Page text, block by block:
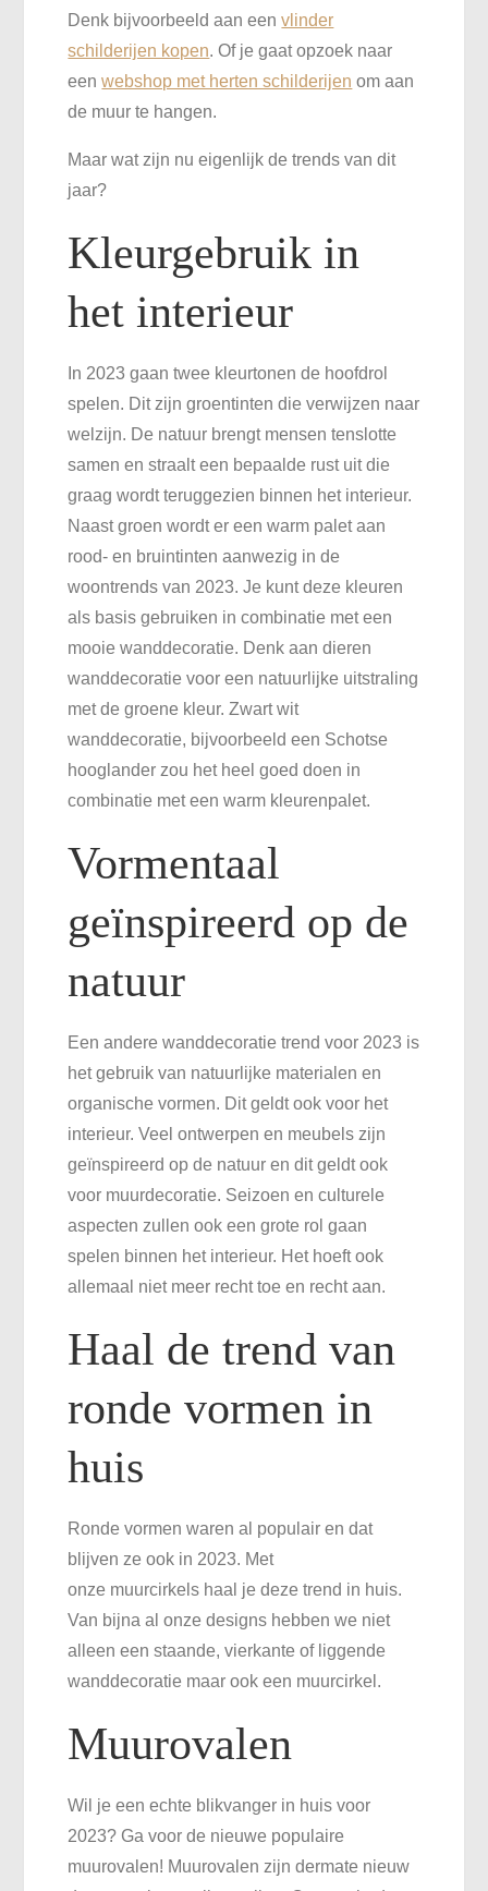
Denk bijvoorbeeld aan eenvlinder
schilderijen kopen. Of je gaat opzoek naar
eenwebshop met herten schilderijen om aan
de muur te hangen.
Maar wat zijn nu eigenlijk de trends van dit
jaar?
Kleurgebruik in
het interieur
In 2023 gaan twee kleurtonen de hoofdrol
spelen. Dit zijn groentinten die verwijzen naar
welzijn. De natuur brengt mensen tenslotte
samen en straalt een bepaalde rust uit die
graag wordt teruggezien binnen het interieur.
Naast groen wordt er een warm palet aan
rood- en bruintinten aanwezig in de
woontrends van 2023. Je kunt deze kleuren
als basis gebruiken in combinatie met een
mooie wanddecoratie. Denk aan dieren
wanddecoratie voor een natuurlijke uitstraling
met de groene kleur. Zwart wit
wanddecoratie, bijvoorbeeld een Schotse
hooglander zou het heel goed doen in
combinatie met een warm kleurenpalet.
Vormentaal
geïnspireerd op de
natuur
Een andere wanddecoratie trend voor 2023 is
het gebruik van natuurlijke materialen en
organische vormen. Dit geldt ook voor het
interieur. Veel ontwerpen en meubels zijn
geïnspireerd op de natuur en dit geldt ook
voor muurdecoratie. Seizoen en culturele
aspecten zullen ook een grote rol gaan
spelen binnen het interieur. Het hoeft ook
allemaal niet meer recht toe en recht aan.
Haal de trend van
ronde vormen in
huis
Ronde vormen waren al populair en dat
blijven ze ook in 2023. Met
onze muurcirkels haal je deze trend in huis.
Van bijna al onze designs hebben we niet
alleen een staande, vierkante of liggende
wanddecoratie maar ook een muurcirkel.
Muurovalen
Wil je een echte blikvanger in huis voor
2023? Ga voor de nieuwe populaire
muurovalen! Muurovalen zijn dermate nieuw